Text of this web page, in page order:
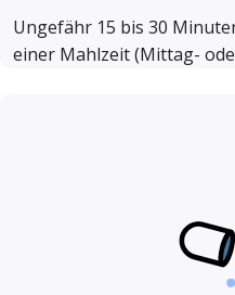
Ungefähr 15 bis 30
einer Mahlzeit (Mittag-